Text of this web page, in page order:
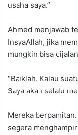
usaha saya.”
Ahmed menjawab
InsyaAllah, jika
mungkin bisa
“Baiklah. Kalau
Saya akan selalu
Mereka
segera